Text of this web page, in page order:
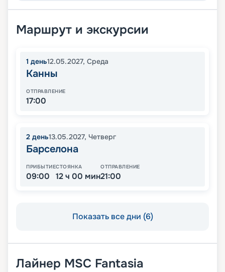
Маршрут и экскурсии
1 день12.05.2027, Среда
Канны
ОТПРАВЛЕНИЕ
17:00
2 день13.05.2027, Четверг
Барселона
ПРИБЫТИЕ
09:00
СТОЯНКА
12 ч 00 мин
ОТПРАВЛЕНИЕ
21:00
Показать все дни (6)
Лайнер MSC Fantasia